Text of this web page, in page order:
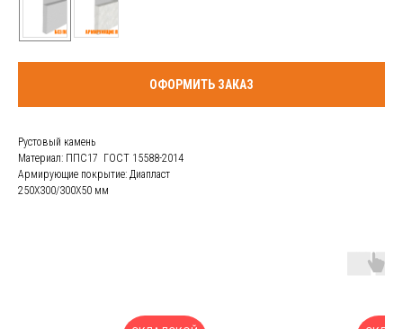
ОФОРМИТЬ ЗАКАЗ
Рустовый камень
Материал: ППС17 ГОСТ 15588-2014
Армирующие покрытие: Диапласт
250Х300/300Х50 мм